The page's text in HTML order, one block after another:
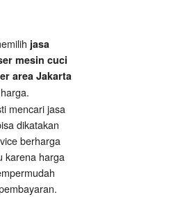
jasa
mesin cuci
area Jakarta
mencari jasa
dikatakan
berharga
karena harga